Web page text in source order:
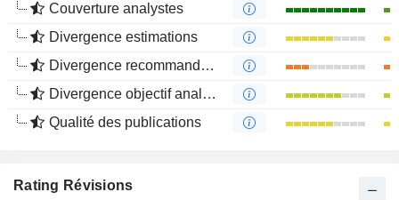
Couverture analystes
Divergence estimations
Divergence recommandations analystes
Divergence objectif analystes
Qualité des publications
Rating Révisions